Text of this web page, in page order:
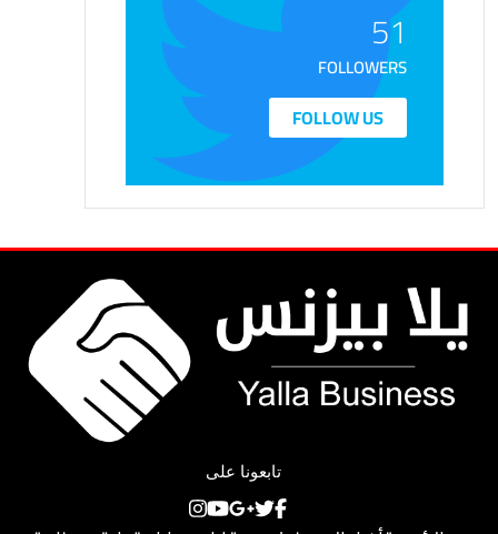
51
FOLLOWERS
FOLLOW US
تابعونا على